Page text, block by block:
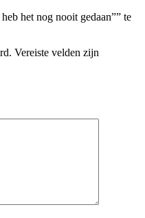
het nog nooit gedaan”” te
Vereiste velden zijn